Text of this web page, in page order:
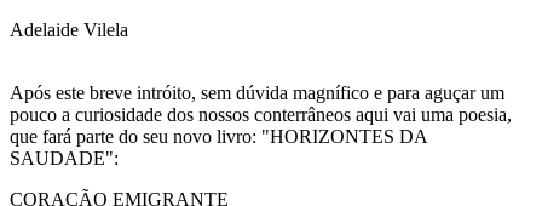
Adelaide Vilela
Após este breve intróito, sem dúvida magnífico e para aguçar um
pouco a curiosidade dos nossos conterrâneos aqui vai uma poesia,
que fará parte do seu novo livro: "HORIZONTES DA
SAUDADE":
CORAÇÃO EMIGRANTE